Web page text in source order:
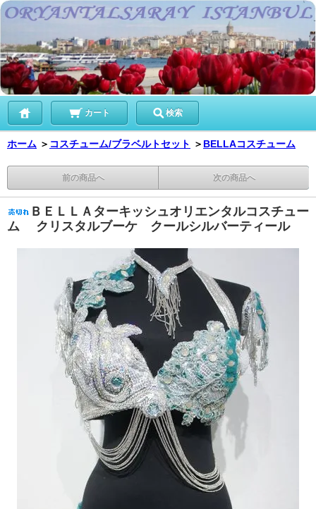
カート 検索
ホーム ＞ コスチューム/ブラベルトセット ＞ BELLAコスチューム
前の商品へ 次の商品へ
ＢＥＬＬＡターキッシュオリエンタルコスチュー
ム クリスタルブーケ クールシルバーティール